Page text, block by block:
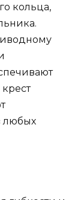
кольца,
любых